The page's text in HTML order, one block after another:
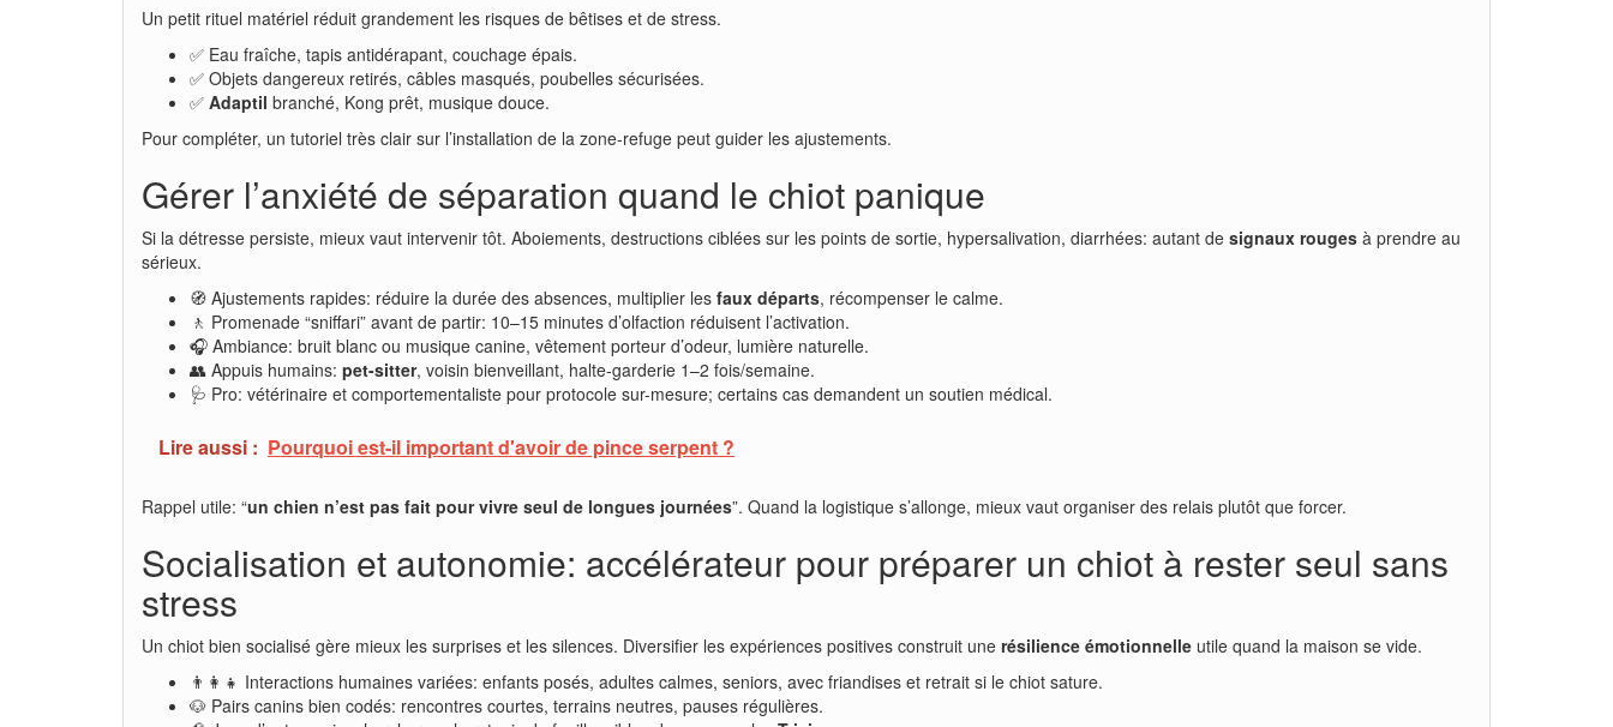
Un petit rituel matériel réduit grandement les risques de bêtises et de stress.
✅ Eau fraîche, tapis antidérapant, couchage épais.
✅ Objets dangereux retirés, câbles masqués, poubelles sécurisées.
✅ Adaptil branché, Kong prêt, musique douce.
Pour compléter, un tutoriel très clair sur l’installation de la zone-refuge peut guider les ajustements.
Gérer l’anxiété de séparation quand le chiot panique
Si la détresse persiste, mieux vaut intervenir tôt. Aboiements, destructions ciblées sur les points de sortie, hypersalivation, diarrhées: autant de signaux rouges à prendre au
sérieux.
🧭 Ajustements rapides: réduire la durée des absences, multiplier les faux départs, récompenser le calme.
🚶 Promenade “sniffari” avant de partir: 10–15 minutes d’olfaction réduisent l’activation.
🎧 Ambiance: bruit blanc ou musique canine, vêtement porteur d’odeur, lumière naturelle.
👥 Appuis humains: pet-sitter, voisin bienveillant, halte-garderie 1–2 fois/semaine.
🩺 Pro: vétérinaire et comportementaliste pour protocole sur-mesure; certains cas demandent un soutien médical.
Lire aussi : Pourquoi est-il important d'avoir de pince serpent ?
Rappel utile: “un chien n’est pas fait pour vivre seul de longues journées”. Quand la logistique s’allonge, mieux vaut organiser des relais plutôt que forcer.
Socialisation et autonomie: accélérateur pour préparer un chiot à rester seul sans
stress
Un chiot bien socialisé gère mieux les surprises et les silences. Diversifier les expériences positives construit une résilience émotionnelle utile quand la maison se vide.
👨‍👩‍👧 Interactions humaines variées: enfants posés, adultes calmes, seniors, avec friandises et retrait si le chiot sature.
🐶 Pairs canins bien codés: rencontres courtes, terrains neutres, pauses régulières.